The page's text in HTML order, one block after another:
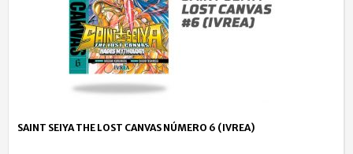
SAINT SEIYA THE LOST CANVAS NÚMERO 6 (IVREA)